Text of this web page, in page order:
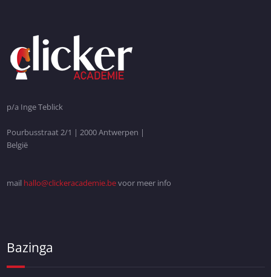
p/a Inge Teblick
Pourbusstraat 2/1 | 2000 Antwerpen |
België
mail hallo@clickeracademie.bevoor meer info
Bazinga